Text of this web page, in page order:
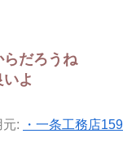
だろうね
よ
元: ・一条工務店159